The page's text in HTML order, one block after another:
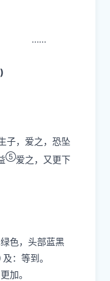
……
子，爱之，恐坠
⑤爱之，又更下
色，头部蓝黑
及：等到。
加。